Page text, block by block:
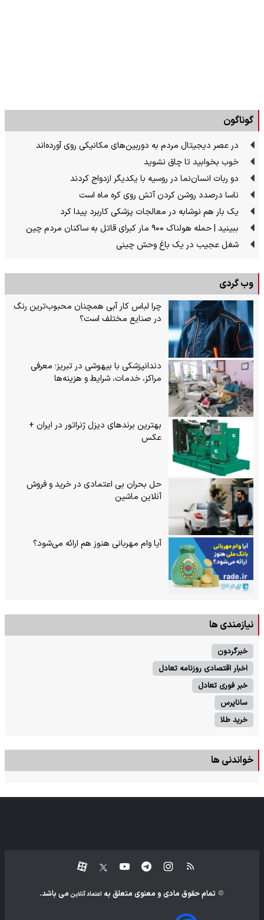
گوناگون
در عصر دیجیتال مردم به دوربین‌های مکانیکی روی آورده‌اند
خوب بخوابید تا چاق نشوید
دو ربات انسان‌نما در روسیه با یکدیگر ازدواج کردند
ناسا درصدد روشن کردن آتش روی کره ماه است
یک بار هم نوشابه در معالجات پزشکی کاربرد پیدا کرد
ببینید | حمله هولناک ۹۰۰ مار کبرای قاتل به ساکنان مردم چین
شغل عجیب در یک باغ وحش چینی
وب گردی
چرا لباس کار آبی همچنان محبوب‌ترین رنگ
در صنایع مختلف است؟
دندانپزشکی با بیهوشی در تبریز؛ معرفی
مراکز، خدمات، شرایط و هزینه‌ها
بهترین برندهای دیزل ژنراتور در ایران +
عکس
حل بحران بی‌ اعتمادی در خرید و فروش
آنلاین ماشین
آیا وام مهربانی هنوز هم ارائه می‌شود؟
نیازمندی ها
خبرگردون
اخبار اقتصادی روزنامه تعادل
خبر فوری تعادل
ساناپرس
خرید طلا
خواندنی ها
تمام حقوق مادی و معنوی متعلق به اعتماد آنلاین می باشد.